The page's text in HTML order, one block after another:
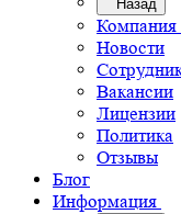
Назад
Компания
Новости
Вакансии
Лицензии
Политика
Отзывы
Блог
Информация